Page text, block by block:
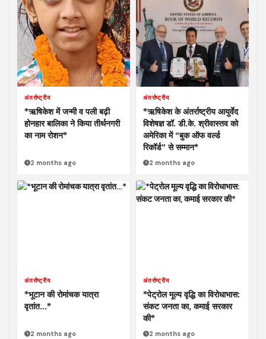
अंतर्राष्ट्रीय
*ऋषिकेश में जन्मी व पली बढ़ी
होनहार बालिका ने किया तीर्थनगरी
का नाम रोशन*
2 months ago
अंतर्राष्ट्रीय
*ऋषिकेश के अंतर्राष्ट्रीय आयुर्वेद
विशेषज्ञ डॉ. डी.के. श्रीवास्तव को
अमेरिका में “बुक ऑफ वर्ल्ड
रिकॉर्ड” से सम्मान*
2 months ago
अंतर्राष्ट्रीय
*भूटान की रोमांचक यात्रा
वृतांत…*
2 months ago
अंतर्राष्ट्रीय
*पेट्रोल मूल्य वृद्धि का विरोधाभास:
संकट जनता का, कमाई सरकार
की*
2 months ago